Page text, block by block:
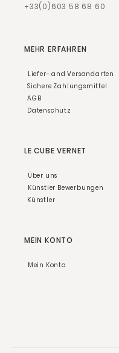
+33(0)603 58 68 60
MEHR ERFAHREN
Liefer- and Versandarten
Sichere Zahlungsmittel
AGB
Datenschutz
LE CUBE VERNET
Über uns
Künstler Bewerbungen
Künstler
MEIN KONTO
Mein Konto